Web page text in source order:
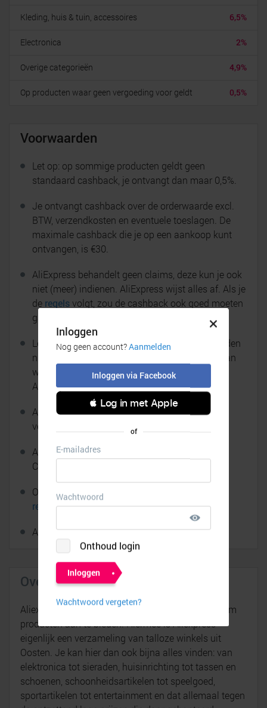
6,5%
Kleding, huis & tuin, accessoires
2%
Electronica
4,9%
Overige categorieën
0,5%
Op producten waar geen vergoeding voor geldt
Voorwaarden
Let op: op sommige producten geldt geen
standaard cashback, je ontvangt dan maar 0,5%.
Je ontvangt cashback over de orderwaarde excl.
BTW, verzendkosten en eventuele toeslagen. De
maximale cashback die je op een aankoop kunt
ontvangen, is €30.
AliExpress behandelt geen claims, deze kun je ook
niet (meer) indienen. AliExpress wijst alles af. Als je
de regelsvolgt, zou de cashback ook goed moeten
gaan.
Let op: als een cashback langer dan zes maanden
niet is gekeurd (dus nog op Bevestigd staat), dan
wordt deze automatisch afgekeurd door
AliExpress.
Als je een lagere prijs onderhandelt met de
verkoper, ontvang je geen cashback.
AliExpress Coupons, Store Coupons en Select
Coupons zijn geldig i.c.m. cashback.
Op elke aankoop zijn de
regels
AliExpress cashbacks:
Over AliExpress
Aliexpress is een platform voor Chinese retailers om
producten aan te bieden. Hiermee is Aliexpress
eigenlijk een verzameling van talloze winkels uit
Oosten. Je kan hier dan ook bijna alles vinden: van
elektronica tot sieraden, huisinrichting tot tassen en
schoenen, schoonheidsartikelen tot speelgoed,
sportartikelen tot entertainment en dat allemaal tegen